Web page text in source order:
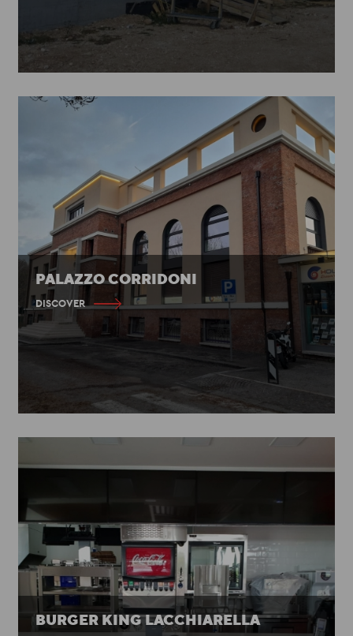
PALAZZO CORRIDONI
DISCOVER
BURGER KING LACCHIARELLA